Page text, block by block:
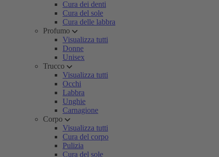
Cura dei denti
Cura del sole
Cura delle labbra
Profumo
Visualizza tutti
Donne
Unisex
Trucco
Visualizza tutti
Occhi
Labbra
Unghie
Carnagione
Corpo
Visualizza tutti
Cura del corpo
Pulizia
Cura del sole